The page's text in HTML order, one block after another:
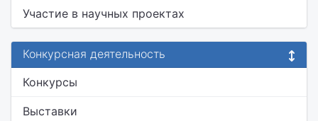
Участие в научных проектах
Конкурсная деятельность
Конкурсы
Выставки